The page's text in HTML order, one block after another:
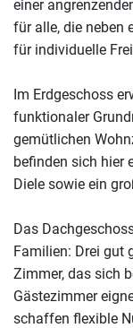
einer
für alle, die neben
für individuelle
Im Erdgeschoss
funktionaler
gemütlichen
befinden sich hier
Diele sowie ein
Das
Familien: Drei gut
Zimmer, das sich
Gästezimmer
schaffen flexible